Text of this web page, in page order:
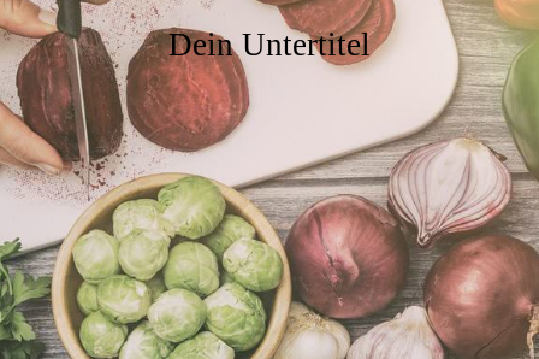
Dein Untertitel